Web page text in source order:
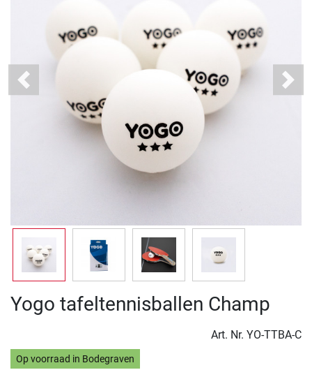
Previous Next
Yogo tafeltennisballen Champ
Art. Nr. YO-TTBA-C
Op voorraad in Bodegraven